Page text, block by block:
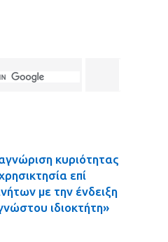
κυριότητας
επί
με την ένδειξη
ιδιοκτήτη»